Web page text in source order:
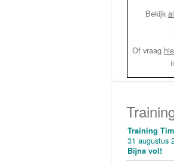
Bekijk
Of vraag
Training
31 augustus
Bijna vol!